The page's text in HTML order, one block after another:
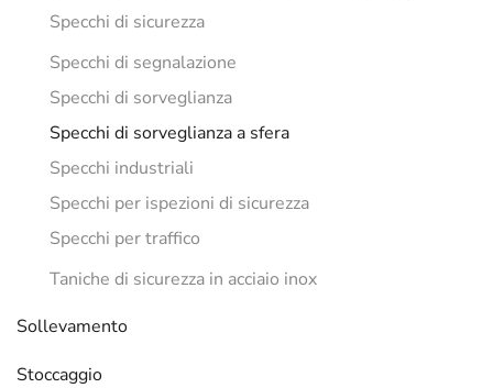
Specchi di sicurezza
Specchi di segnalazione
Specchi di sorveglianza
Specchi di sorveglianza a sfera
Specchi industriali
Specchi per ispezioni di sicurezza
Specchi per traffico
Taniche di sicurezza in acciaio inox
Sollevamento
Stoccaggio